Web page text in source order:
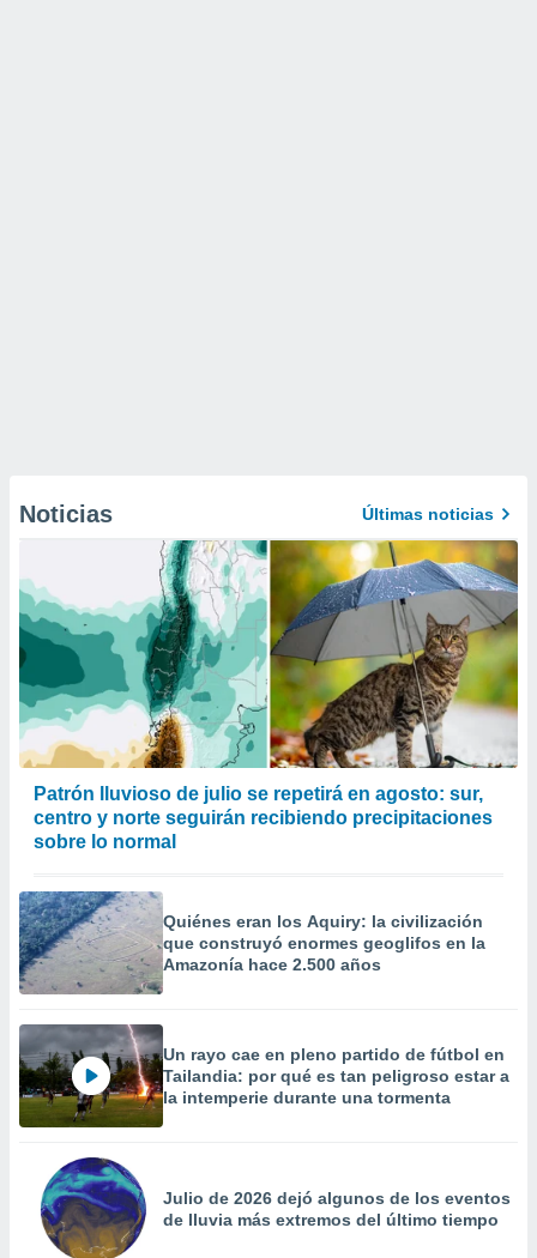
Noticias Últimas noticias
Patrón lluvioso de julio se repetirá en agosto: sur,
centro y norte seguirán recibiendo precipitaciones
sobre lo normal
Quiénes eran los Aquiry: la civilización
que construyó enormes geoglifos en la
Amazonía hace 2.500 años
Un rayo cae en pleno partido de fútbol en
Tailandia: por qué es tan peligroso estar a
la intemperie durante una tormenta
Julio de 2026 dejó algunos de los eventos
de lluvia más extremos del último tiempo